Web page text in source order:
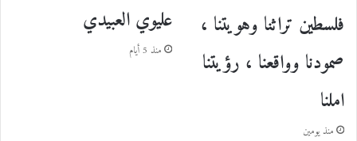
فلسطين تراثنا وهويتنا ،
صمودنا وواقعنا ، رؤيتنا
املنا
منذ يومين
عليوي العبيدي
منذ 5 أيام